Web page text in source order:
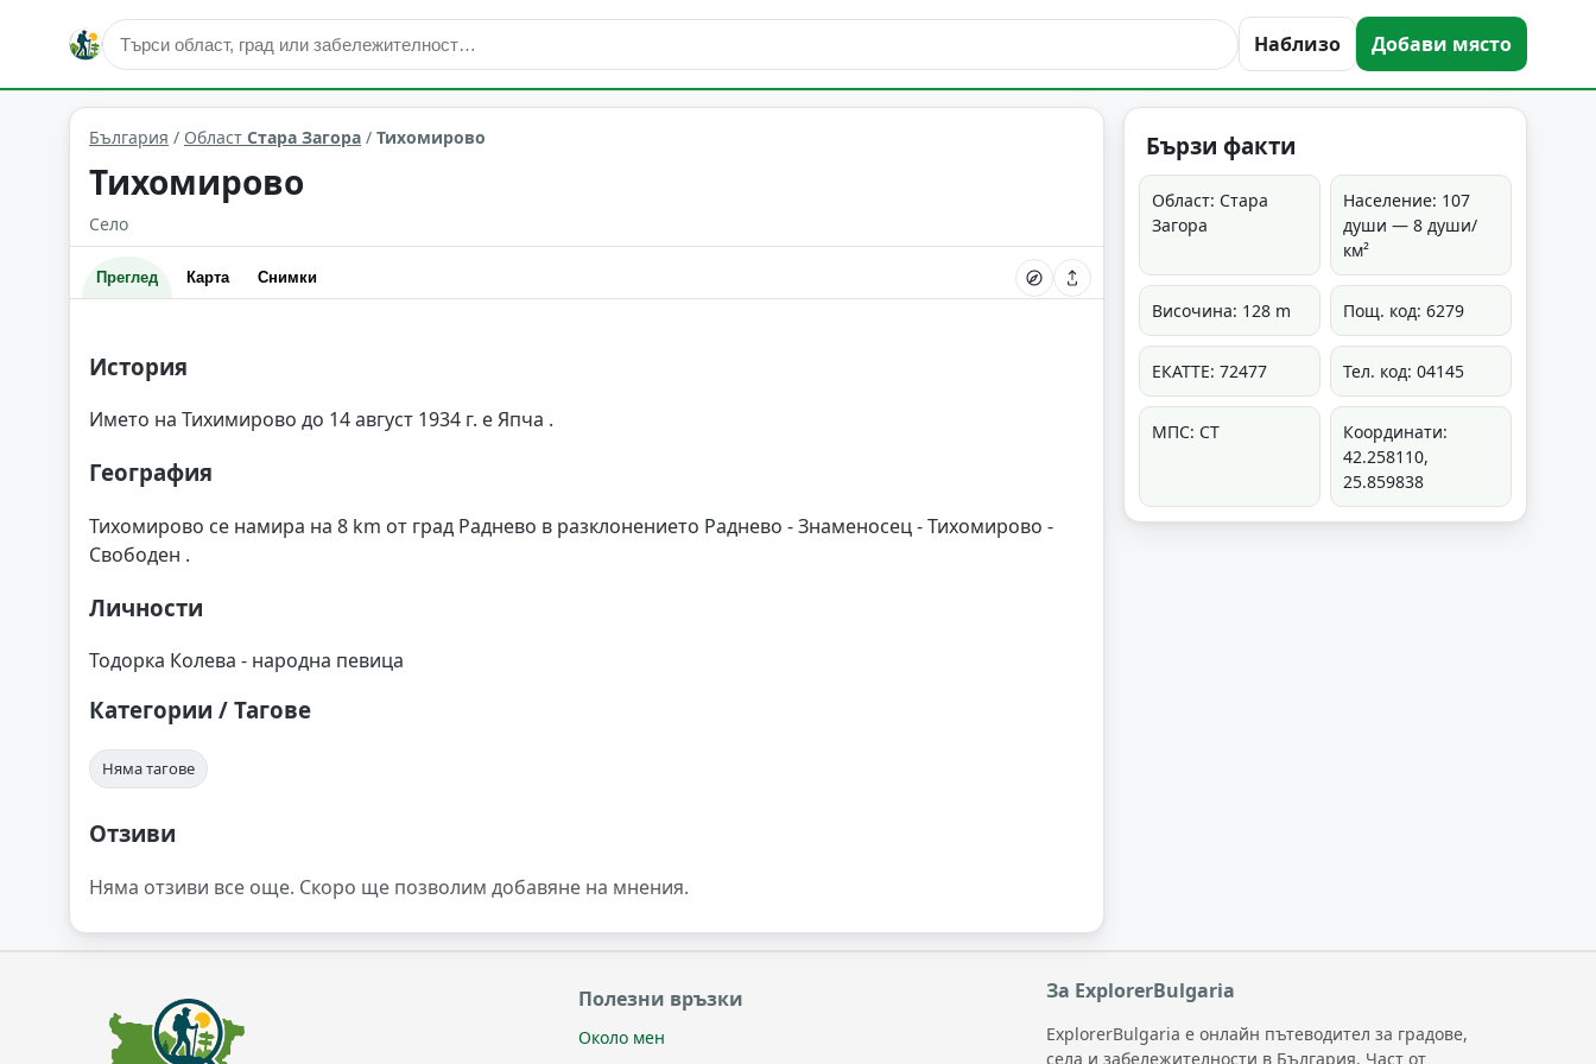
Наблизо Добави място
Тихомирово Област: Стара Загора
България / Област Стара Загора / Тихомирово
Тихомирово
Село
Преглед Карта Снимки
История
Името на Тихимирово до 14 август 1934 г. е Япча .
География
Тихомирово се намира на 8 km от град Раднево в разклонението Раднево - Знаменосец - Тихомирово -
Свободен .
Личности
Тодорка Колева - народна певица
Категории / Тагове
Няма тагове
Отзиви
Няма отзиви все още. Скоро ще позволим добавяне на мнения.
Бързи факти
Област: Стара
Загора
Население: 107
души — 8 души/
км²
Височина: 128 m Пощ. код: 6279
ЕКАТТЕ: 72477 Тел. код: 04145
МПС: СТ
Координати:
42.258110,
25.859838
Полезни връзки
Около мен
За ExplorerBulgaria
ExplorerBulgaria е онлайн пътеводител за градове,
села и забележителности в България. Част от